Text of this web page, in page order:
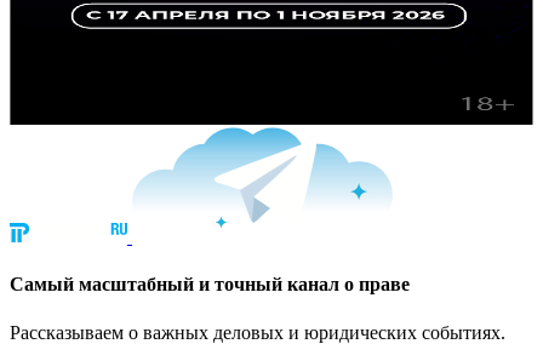
Cамый масштабный и точный канал о праве
Рассказываем о важных деловых и юридических событиях.